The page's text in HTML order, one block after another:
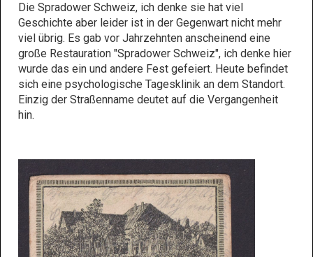
Die Spradower Schweiz, ich denke sie hat viel
Geschichte aber leider ist in der Gegenwart nicht mehr
viel übrig. Es gab vor Jahrzehnten anscheinend eine
große Restauration "Spradower Schweiz", ich denke hier
wurde das ein und andere Fest gefeiert. Heute befindet
sich eine psychologische Tagesklinik an dem Standort.
Einzig der Straßenname deutet auf die Vergangenheit
hin.